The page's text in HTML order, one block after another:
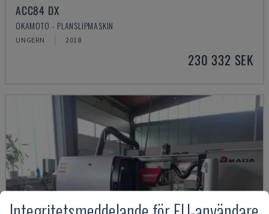
ACC84 DX
OKAMOTO - PLANSLIPMASKIN
UNGERN 2018
230 332 SEK